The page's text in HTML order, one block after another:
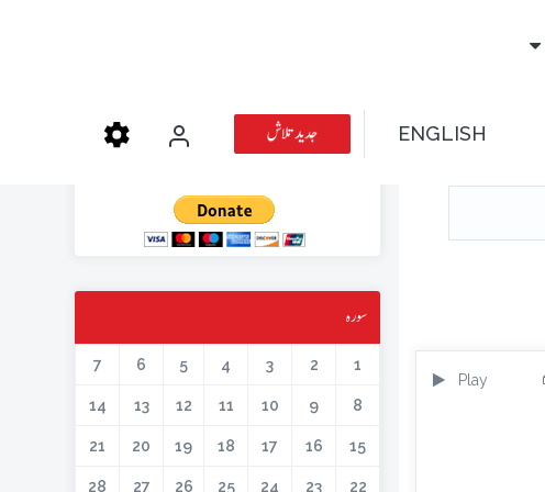
ENGLISH جدید تلاش
Play
عطیہ دیجئے
کتابیں، میگزین، خطابات اور دیگر اسلامک لٹریچر آن لائن کرنے کیلئے اس کار
سورہ
1
2
3
4
5
6
7
8
9
10
11
12
13
14
15
16
17
18
19
20
21
22
23
24
25
26
27
28